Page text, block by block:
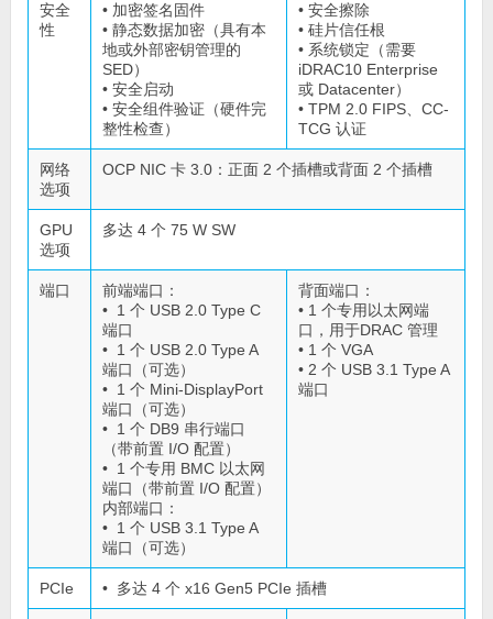
安全
性
• 加密签名固件
• 静态数据加密（具有本
地或外部密钥管理的
SED）
• 安全启动
• 安全组件验证（硬件完
整性检查）
• 安全擦除
• 硅片信任根
• 系统锁定（需要
iDRAC10 Enterprise
或 Datacenter）
• TPM 2.0 FIPS、CC-
TCG 认证
网络
选项
OCP NIC 卡 3.0：正面 2 个插槽或背面 2 个插槽
GPU
选项
多达 4 个 75 W SW
端口
前端端口：
• 1 个 USB 2.0 Type C
端口
• 1 个 USB 2.0 Type A
端口（可选）
• 1 个 Mini-DisplayPort
端口（可选）
• 1 个 DB9 串行端口
（带前置 I/O 配置）
• 1 个专用 BMC 以太网
端口（带前置 I/O 配置）
内部端口：
• 1 个 USB 3.1 Type A
端口（可选）
背面端口：
• 1 个专用以太网端
口，用于DRAC 管理
• 1 个 VGA
• 2 个 USB 3.1 Type A
端口
PCIe • 多达 4 个 x16 Gen5 PCIe 插槽